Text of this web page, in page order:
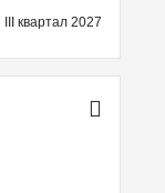
III квартал 2027